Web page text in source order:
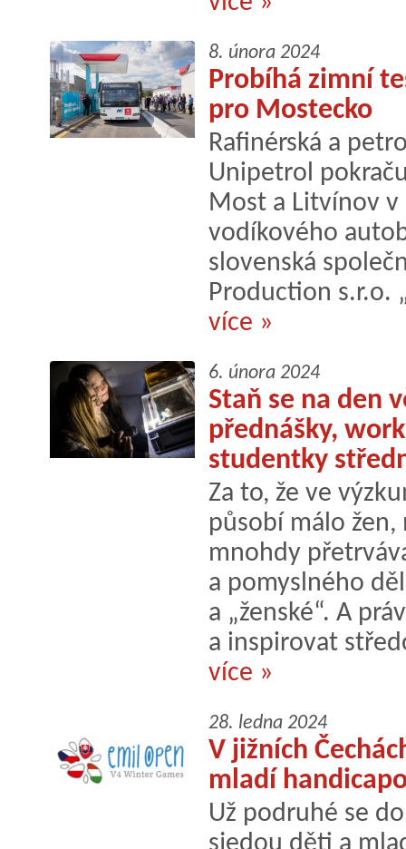
8. února 2024
Probíhá zimní
pro Mostecko
Rafinérská a
Unipetrol
Most a Litvínov
vodíkového
slovenská
Production s.r.o.
více »
6. února 2024
Staň se na den
přednášky,
studentky
Za to, že ve
působí málo
mnohdy
a pomyslného
a „ženské“. A
a inspirovat
více »
28. ledna 2024
V jižních
mladí
Už podruhé se
sjedou děti a